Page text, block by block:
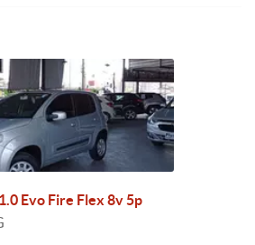
Evo Fire Flex 8v 5p